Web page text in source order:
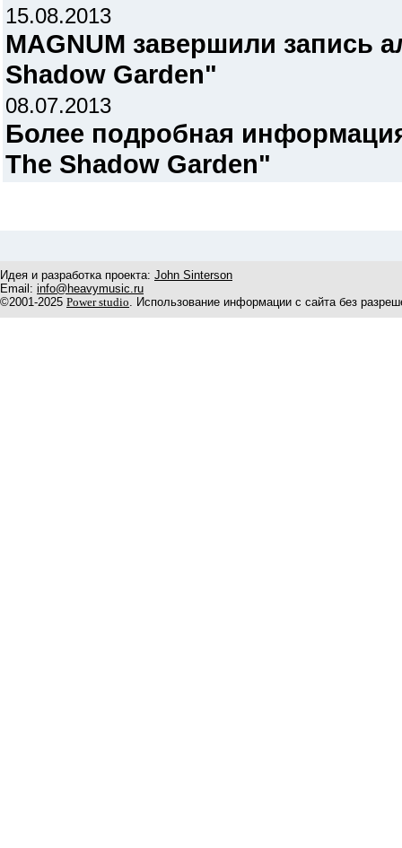
15.08.2013
MAGNUM завершили запись
Shadow Garden"
08.07.2013
Более подробная
The Shadow Garden"
Идея и разработка проекта: John Sinterson
Email: info@heavymusic.ru
©2001-2025 Power studio. Использование информации с сайта без